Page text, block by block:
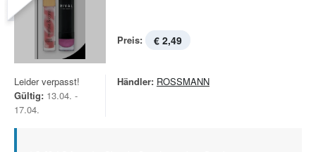
Preis: € 2,49
Leider verpasst!
Gültig: 13.04. -
17.04.
Händler: ROSSMANN